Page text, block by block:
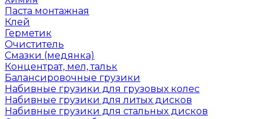
Паста монтажная
Клей
Герметик
Очиститель
Смазки (медянка)
Концентрат, мел, тальк
Балансировочные грузики
Набивные грузики для грузовых колес
Набивные грузики для литых дисков
Набивные грузики для стальных дисков